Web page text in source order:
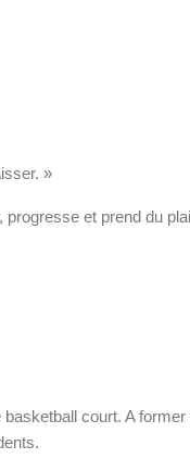
»
et prend du
court. A